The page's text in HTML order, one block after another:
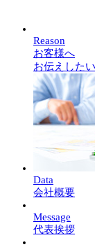
Reason
お客様へ
お伝えした
Data
会社概要
Message
代表挨拶